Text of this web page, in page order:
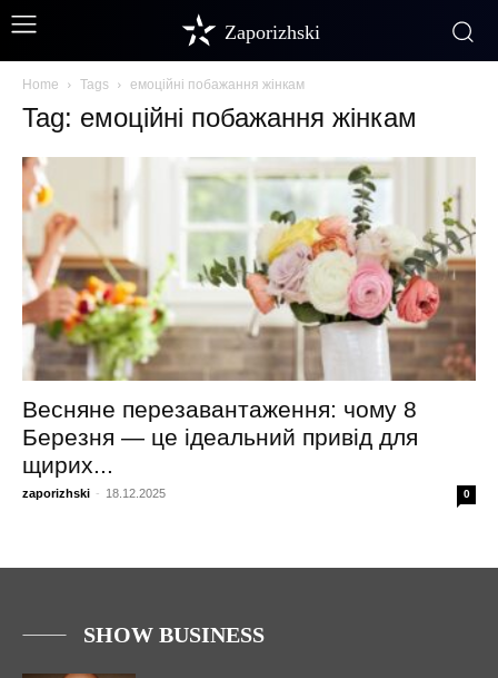
Zaporizhski
Home Tags емоційні побажання жінкам
Tag: емоційні побажання жінкам
Весняне перезавантаження: чому 8
Березня — це ідеальний привід для
щирих...
zaporizhski - 18.12.2025 0
SHOW BUSINESS